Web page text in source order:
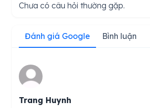
Chưa có câu hỏi thường gặp.
Đánh giá Google Bình luận
Trang Huynh